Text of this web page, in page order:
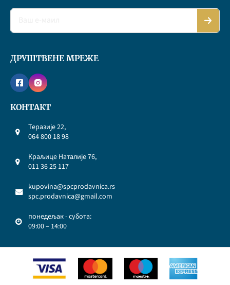
ДРУШТВЕНЕ МРЕЖЕ
КОНТАКТ
Теразије 22,
064 800 18 98
Краљице Наталије 76,
011 36 25 117
kupovina@spcprodavnica.rs
spc.prodavnica@gmail.com
понедељак - субота:
09:00 – 14:00